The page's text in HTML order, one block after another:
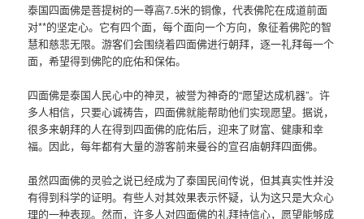
泰国四面佛是菩提树的一尊高7.5米的铜像，代表佛陀在成道前面
对**的坚定心。它有四个面，每个面向一个方向，象征着佛陀的智
慧和慈悲无限。游客们会围绕着四面佛进行朝拜，逐一礼拜每一个
面，希望得到佛陀的庇佑和保佑。
四面佛是泰国人民心中的神灵，被誉为神奇的“愿望达成机器”。许
多人相信，只要心诚祷告，四面佛就能帮助他们实现愿望。据说，
很多来朝拜的人在得到四面佛的庇佑后，迎来了财富、健康和幸
福。因此，每年都有大量的游客前来曼谷的宣召庙朝拜四面佛。
虽然四面佛的灵验之说已经成为了泰国民间传说，但其真实性并没
有得到科学的证明。有些人对其效果表示怀疑，认为这只是大众心
理的一种表现。然而，许多人对四面佛的礼拜持信心，愿望能够成